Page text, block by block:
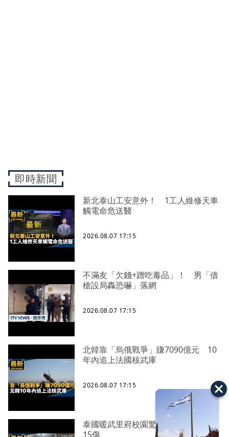
即時新聞
新北泰山工安意外！ 1工人維修天車
觸電命危送醫
2026.08.07 17:15
不滿友「欠錢+蹭吃毒品」！ 男「借
槍設局轟恐嚇」落網
2026.08.07 17:15
北韓靠「烏俄戰爭」賺7090億元 10
年內追上法國核武庫
2026.08.07 17:15
泰國暖武里府校園驚爆槍擊案 釀7死
15傷